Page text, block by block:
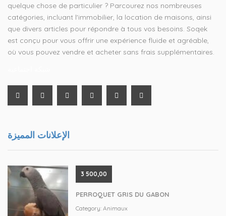
quelque chose de particulier ? Parcourez nos nombreuses
catégories, incluant l'immobilier, la location de maisons, ainsi
que divers articles pour répondre à tous vos besoins. Soqek
est conçu pour vous offrir une expérience fluide et agréable,
où vous pouvez vendre et acheter sans frais supplémentaires.
الإعلانات المميزة
3 500,00
PERROQUET GRIS DU GABON
Category: Animaux